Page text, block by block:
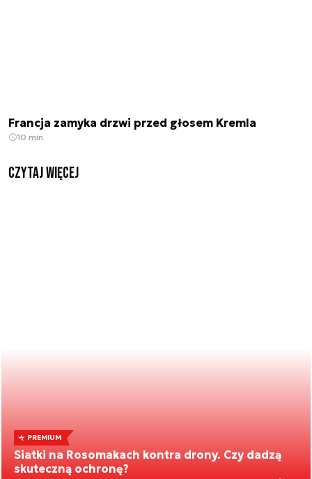
Francja zamyka drzwi przed głosem Kremla
10 min.
czytaj więcej
PREMIUM
Siatki na Rosomakach kontra drony. Czy dadzą
skuteczną ochronę?